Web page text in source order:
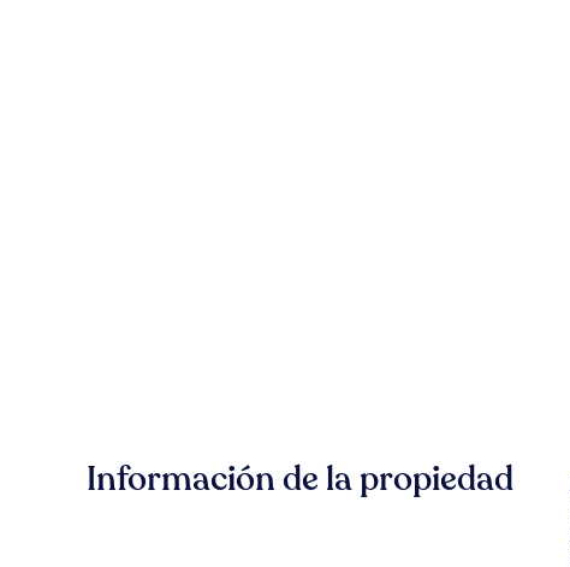
Información de la propiedad